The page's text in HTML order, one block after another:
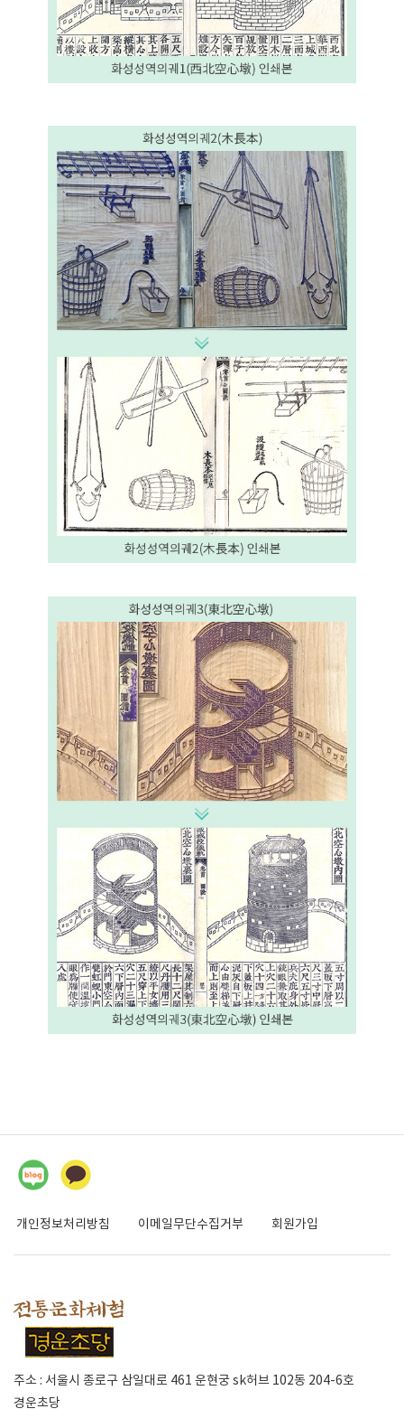
개인정보처리방침 이메일무단수집거부 회원가입
주소 : 서울시 종로구 삼일대로 461 운현궁 sk허브 102동 204-6호
경운초당